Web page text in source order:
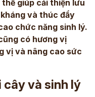
giúp cải thiện lưu
và thúc đẩy
chức năng sinh lý.
có hương vị
vị và nâng cao sức
cây và sinh lý